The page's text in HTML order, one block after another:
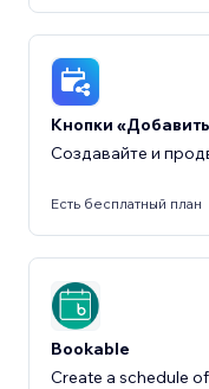
Кнопки
Создавайте и
Есть бесплатный план
Bookable
Create a schedule